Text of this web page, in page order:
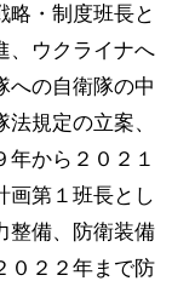
略・制度班長と
、ウクライナへ
への自衛隊の中
規定の立案、
から２０２１
画第１班長とし
整備、防衛装備
０２２年まで防